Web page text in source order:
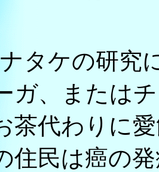
タケの研究
ガ、または
茶代わりに
住民は癌の